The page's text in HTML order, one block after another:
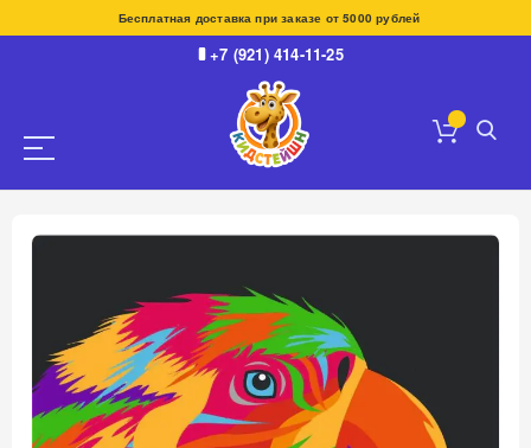
Бесплатная доставка при заказе от 5000 рублей
+7 (921) 414-11-25
Пропустить
галереям
изображений